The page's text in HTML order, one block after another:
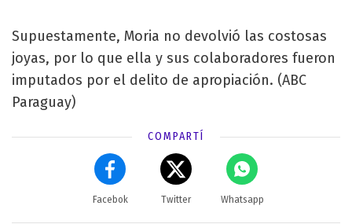
Supuestamente, Moria no devolvió las costosas
joyas, por lo que ella y sus colaboradores fueron
imputados por el delito de apropiación. (ABC
Paraguay)
COMPARTÍ
Facebok Twitter Whatsapp